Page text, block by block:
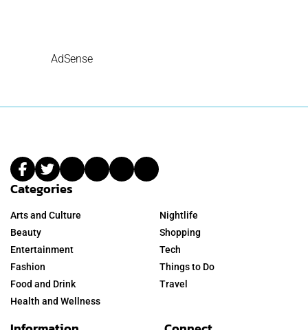
AdSense
Categories
Arts and Culture
Beauty
Entertainment
Fashion
Food and Drink
Health and Wellness
Nightlife
Shopping
Tech
Things to Do
Travel